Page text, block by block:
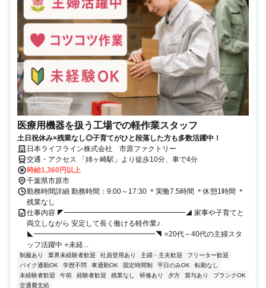
医療用機器を扱う工場での軽作業スタッフ
土日祝休み×残業なし◎子育てがひと段落した方も多数活躍中！
日本ライフライン株式会社 市原ファクトリー
交通・アクセス 「姉ヶ崎駅」より徒歩10分、車で4分
時給1,360円以上
千葉県市原市
勤務時間詳細 勤務時間：9:00～17:30 ＊実働7.5時間 ＊休憩1時間 ＊
残業なし
仕事内容 ◤━━━━━━━━━━━━━━━━━◢ 家事や子育てと
両立しながら 安定して長く働ける軽作業♪
◣━━━━━━━━━━━━━━━━━◥ ⭐20代～40代の主婦スタ
ッフ活躍中 ⭐未経...
制服あり 業界未経験者歓迎 社員登用あり 主婦・主夫歓迎
フリーター歓迎
バイク通勤OK
学歴不問 車通勤OK 固定時間制 平日のみOK
転勤なし
未経験者歓迎
午前 経験者歓迎 残業なし 研修あり 夕方 賞与あり
ブランクOK
交通費支給